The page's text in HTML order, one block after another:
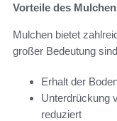
Vorteile des
Mulchen bietet
großer Bedeutung
Erhalt der
Unterdrückung
reduziert